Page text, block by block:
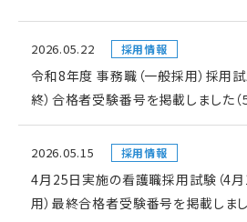
2026.05.22 採用情報
令和8年度 事務職（一般採用）採用
終）合格者受験番号を掲載しました
2026.05.15 採用情報
4月25日実施の看護職採用試験（4
用）最終合格者受験番号を掲載しま